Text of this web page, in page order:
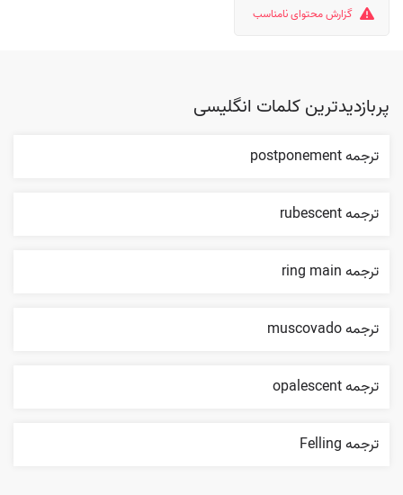
گزارش محتوای نامناسب
پربازدیدترین کلمات انگلیسی
ترجمه postponement
ترجمه rubescent
ترجمه ring main
ترجمه muscovado
ترجمه opalescent
ترجمه Felling